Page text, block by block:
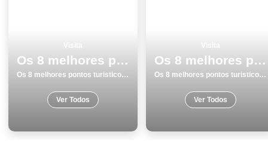
Os 8 melhores pontos turisticos para visitar em Coimbra
Os 8 melhores pontos turisticos para visitar em Coimbra
Ver Todos
Os 8 melhores pontos turisticos e passeios em Guarda
Os 8 melhores pontos turisticos e passeios em Guarda
Ver Todos